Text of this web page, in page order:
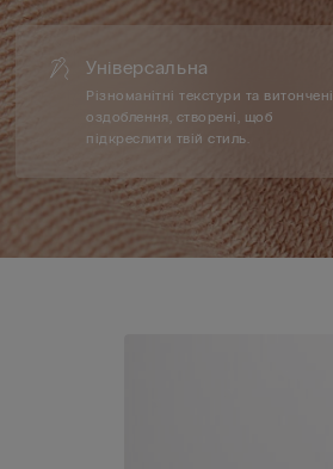
Універсальна
Різноманітні текстури та витончені
оздоблення, створені, щоб
підкреслити твій стиль.